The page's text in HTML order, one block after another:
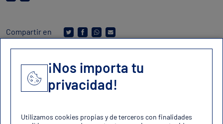
Compartir en
Contacto
contacto@oposicionesfuerzas.es
¡Nos importa tu
privacidad!
Utilizamos cookies propias y de terceros con finalidades